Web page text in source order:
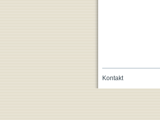
Kontakt